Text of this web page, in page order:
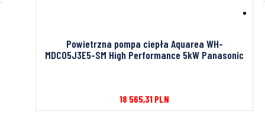
Powietrzna pompa ciepła Aquarea WH-
MDC05J3E5-SM High Performance 5kW Panasonic
18 565,31 PLN